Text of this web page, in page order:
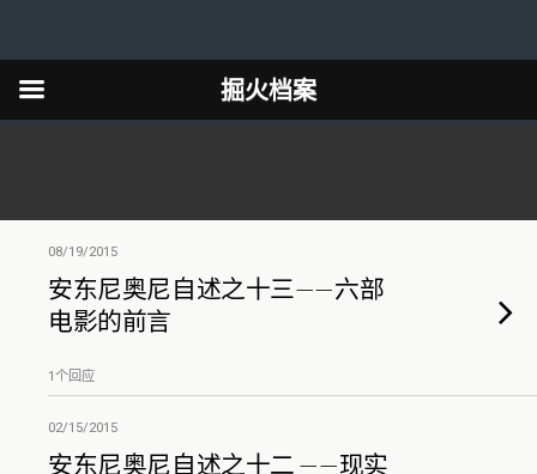
08/19/2015
安东尼奥尼自述之十三——六部
电影的前言
1个回应
02/15/2015
安东尼奥尼自述之十二 ——现实
掘火档案